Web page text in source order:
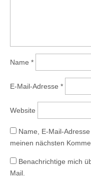
Name *
E-Mail-Adresse *
Website
Name, E-Mail-
meinen nächsten
Benachrichtige mich
Mail.